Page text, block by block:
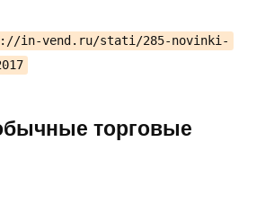
in-vend.ru/stati/285-novinki-
торговые